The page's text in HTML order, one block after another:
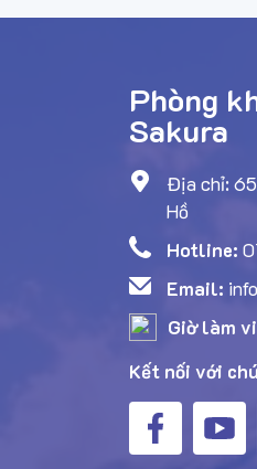
Phòng
Sakura
Địa chỉ: 65
Hồ
Hotline:
Email:
Giờ làm
Kết nối với